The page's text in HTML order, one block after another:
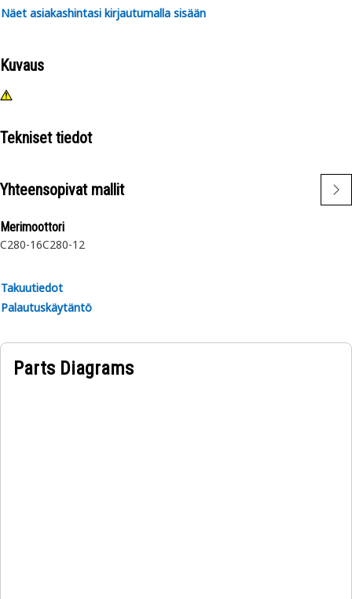
Näet asiakashintasi kirjautumalla sisään
Kuvaus
Tekniset tiedot
Yhteensopivat mallit
Merimoottori
C280-16C280-12
Takuutiedot
Palautuskäytäntö
Parts Diagrams